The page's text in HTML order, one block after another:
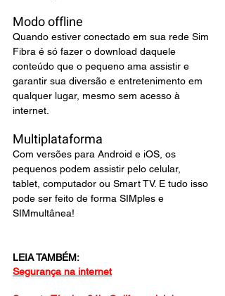
Modo offline
Quando estiver conectado em sua rede Sim
Fibra é só fazer o download daquele
conteúdo que o pequeno ama assistir e
garantir sua diversão e entretenimento em
qualquer lugar, mesmo sem acesso à
internet.
Multiplataforma
Com versões para Android e iOS, os
pequenos podem assistir pelo celular,
tablet, computador ou Smart TV. E tudo isso
pode ser feito de forma SIMples e
SIMmultânea!
LEIA TAMBÉM:
Segurança na internet